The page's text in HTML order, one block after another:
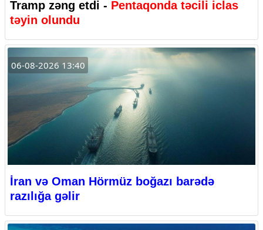
Tramp zəng etdi - Pentaqonda təcili iclas
təyin olundu
06-08-2026 13:40
İran və Oman Hörmüz boğazı barədə
razılığa gəlir